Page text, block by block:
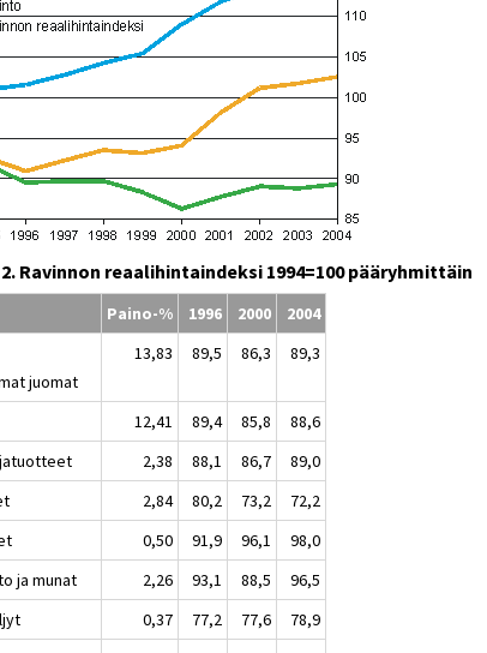
Ravinnon reaalihintaindeksi 1994=100 pääryhmittäin
Paino-% 1996 2000
2004
juomat
13,83 89,5 86,3 89,3
12,41 89,4 85,8
88,6
2,38 88,1 86,7
89,0
2,84 80,2 73,2
72,2
0,50 91,9 96,1
98,0
ja munat
2,26 93,1 88,5
96,5
0,37 77,2 77,6
78,9